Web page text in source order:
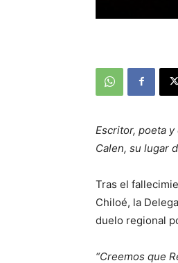
Escritor, poeta
Calen, su lugar
Tras el
Chiloé, la
duelo regional
“Creemos que